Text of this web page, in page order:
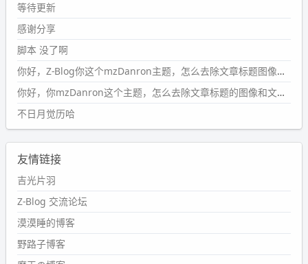
#PubWord
条嘟？？？？
wdssmq
2024-09-15 10:32:07
#PubWordVSCode 内 git 操作卡住的时候没办法主动取消
一直是个痛点，一般都是推送或拉取，今天连提交都卡
了。。
wdssmq
2024-09-11 08:45:43
#PubWord
然后天凉了，为了应对踢被子买了睡袋，不知道 1.2 米会不
会略窄。。
wdssmq
2024-09-09 19:43:00
#PubWord
表，21 年 11 月底发现 B 站上线了这部，直到前几天才看
等待更新
感谢分享
脚本 没了啊
你好，Z-Blog你这个mzDanron主题，怎么去除文章标题图像和文章摘要，仅显示标题，感谢回复！
你好，你mzDanron这个主题，怎么去除文章标题的图像和文章摘要！仅显示标题，感谢回复解决！
不日月觉历哈
友情链接
吉光片羽
Z-Blog 交流论坛
漠漠睡的博客
野路子博客